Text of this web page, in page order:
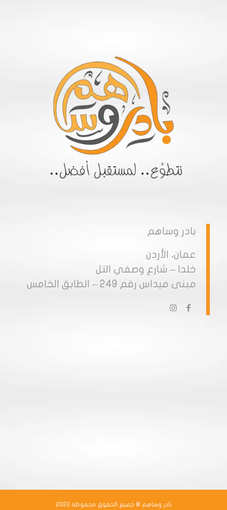
بادر وساهم
عمان، الأردن
خلدا – شارع وصفي التل
مبنى ميداس رقم 249 – الطابق الخامس
بادر وساهم © جميع الحقوق محفوظة 2022